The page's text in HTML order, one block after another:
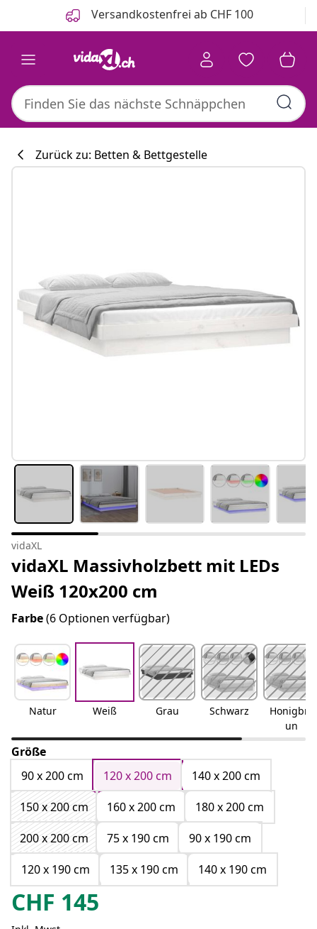
Versandkostenfrei ab CHF 100
Zurück zu: Betten & Bettgestelle
vidaXL
vidaXL Massivholzbett mit LEDs
Weiß 120x200 cm
Farbe(6 Optionen verfügbar)
Natur Weiß Grau Schwarz
Honigbra
un
Größe
90 x 200 cm
120 x 200 cm
140 x 200 cm
150 x 200 cm
160 x 200 cm
180 x 200 cm
200 x 200 cm
75 x 190 cm
90 x 190 cm
120 x 190 cm
135 x 190 cm 140 x 190 cm
CHF 145